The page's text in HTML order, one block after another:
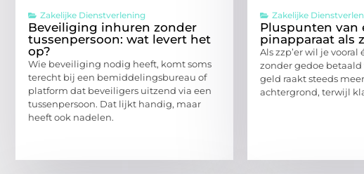
Zakelijke Dienstverlening
Beveiliging inhuren zonder
tussenpersoon: wat levert het
op?
Wie beveiliging nodig heeft, komt soms
terecht bij een bemiddelingsbureau of
platform dat beveiligers uitzend via een
tussenpersoon. Dat lijkt handig, maar
heeft ook nadelen.
Zakelijke
Pluspunten van
pinapparaat als
Als zzp’er wil je vooral
zonder gedoe
geld raakt steeds
achtergrond, terwijl